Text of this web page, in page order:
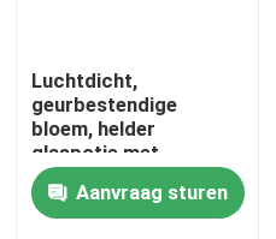
Luchtdicht,
geurbestendige
bloem, helder
glaspotje met
kindervriendelijke dop,
wit plat deksel, glad,
aangepast logo.
Aanvraag sturen